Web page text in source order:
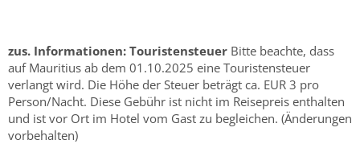
zus. Informationen: Touristensteuer Bitte beachte, dass
auf Mauritius ab dem 01.10.2025 eine Touristensteuer
verlangt wird. Die Höhe der Steuer beträgt ca. EUR 3 pro
Person/Nacht. Diese Gebühr ist nicht im Reisepreis enthalten
und ist vor Ort im Hotel vom Gast zu begleichen. (Änderungen
vorbehalten)